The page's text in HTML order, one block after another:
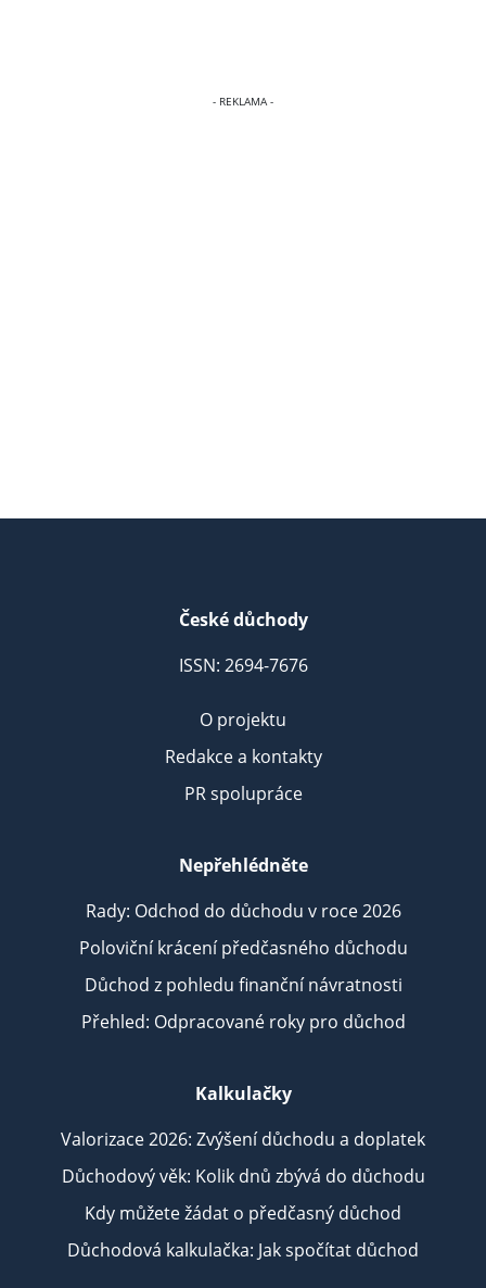
České důchody
ISSN: 2694-7676
O projektu
Redakce a kontakty
PR spolupráce
Nepřehlédněte
Rady: Odchod do důchodu v roce 2026
Poloviční krácení předčasného důchodu
Důchod z pohledu finanční návratnosti
Přehled: Odpracované roky pro důchod
Kalkulačky
Valorizace 2026: Zvýšení důchodu a doplatek
Důchodový věk: Kolik dnů zbývá do důchodu
Kdy můžete žádat o předčasný důchod
Důchodová kalkulačka: Jak spočítat důchod